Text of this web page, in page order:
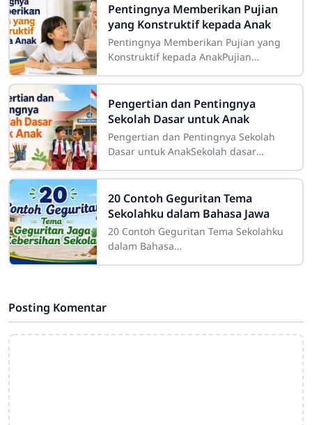
Pentingnya Memberikan Pujian
yang Konstruktif kepada Anak
Pentingnya Memberikan Pujian yang
Konstruktif kepada AnakPujian
komunikasi positif yang memiliki
peran besar dalam proses
Pengertian dan Pentingnya
Sekolah Dasar untuk Anak
Pengertian dan Pentingnya Sekolah
Dasar untuk AnakSekolah dasar
pendidikan yang memiliki peranan
sangat besar dalam
20 Contoh Geguritan Tema
Sekolahku dalam Bahasa Jawa
20 Contoh Geguritan Tema Sekolahku
dalam Bahasa
Posting Komentar